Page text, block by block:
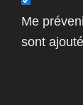
Me
sont